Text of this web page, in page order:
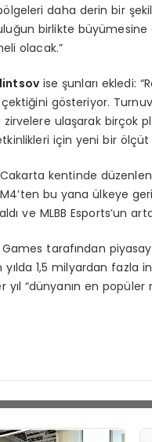
daha derin bir
birlikte büyümesine
olacak.”
ise şunları ekledi:
gösteriyor.
zirvelere ulaşarak
için yeni bir
kentinde
bu yana ülkeye
ve MLBB Esports’un
tarafından
1,5 milyardan fazla
yıl “dünyanın en